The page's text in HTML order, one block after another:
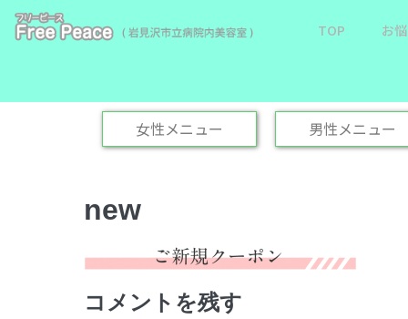
TOP お
女性メニュー 男性メニュー
new
コメントを残す